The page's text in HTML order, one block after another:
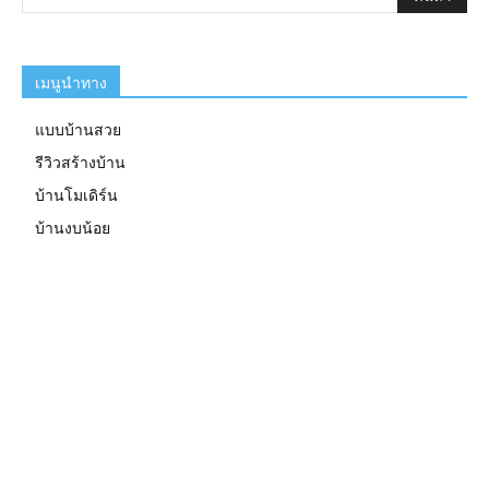
เมนูนำทาง
แบบบ้านสวย
รีวิวสร้างบ้าน
บ้านโมเดิร์น
บ้านงบน้อย